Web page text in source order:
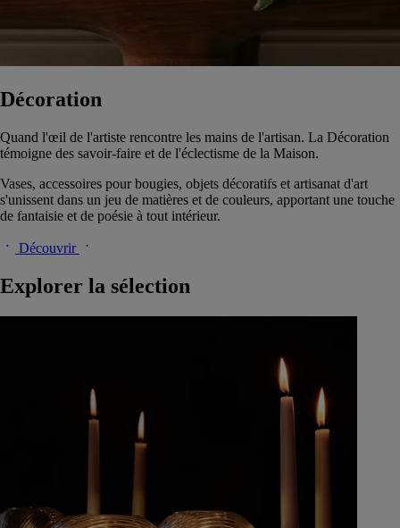
Décoration
Quand l'œil de l'artiste rencontre les mains de l'artisan. La Décoration
témoigne des savoir-faire et de l'éclectisme de la Maison.
Vases, accessoires pour bougies, objets décoratifs et artisanat d'art
s'unissent dans un jeu de matières et de couleurs, apportant une touche
de fantaisie et de poésie à tout intérieur.
Découvrir
Explorer la sélection